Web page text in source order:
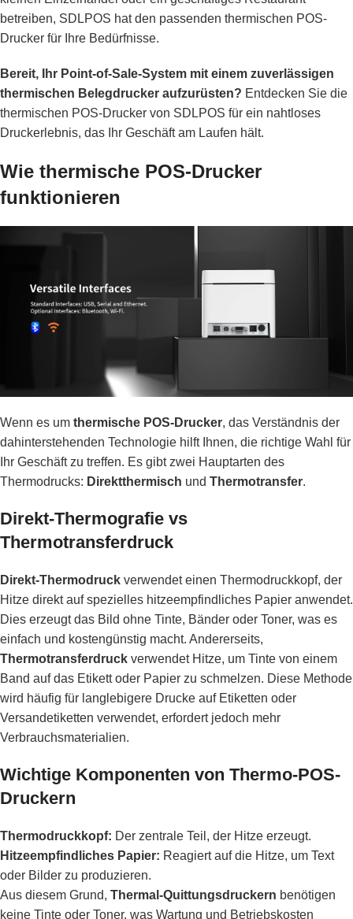
betreiben, SDLPOS hat den passenden thermischen POS-
Drucker für Ihre Bedürfnisse.
Bereit, Ihr Point-of-Sale-System mit einem zuverlässigen
thermischen Belegdrucker aufzurüsten? Entdecken Sie die
thermischen POS-Drucker von SDLPOS für ein nahtloses
Druckerlebnis, das Ihr Geschäft am Laufen hält.
Wie thermische POS-Drucker
funktionieren
Wenn es um thermische POS-Drucker, das Verständnis der
dahinterstehenden Technologie hilft Ihnen, die richtige Wahl für
Ihr Geschäft zu treffen. Es gibt zwei Hauptarten des
Thermodrucks: Direktthermisch und Thermotransfer.
Direkt-Thermografie vs
Thermotransferdruck
Direkt-Thermodruck verwendet einen Thermodruckkopf, der
Hitze direkt auf spezielles hitzeempfindliches Papier anwendet.
Dies erzeugt das Bild ohne Tinte, Bänder oder Toner, was es
einfach und kostengünstig macht. Andererseits,
Thermotransferdruck verwendet Hitze, um Tinte von einem
Band auf das Etikett oder Papier zu schmelzen. Diese Methode
wird häufig für langlebigere Drucke auf Etiketten oder
Versandetiketten verwendet, erfordert jedoch mehr
Verbrauchsmaterialien.
Wichtige Komponenten von Thermo-POS-
Druckern
Thermodruckkopf: Der zentrale Teil, der Hitze erzeugt.
Hitzeempfindliches Papier: Reagiert auf die Hitze, um Text
oder Bilder zu produzieren.
Aus diesem Grund, Thermal-Quittungsdruckern benötigen
keine Tinte oder Toner, was Wartung und Betriebskosten